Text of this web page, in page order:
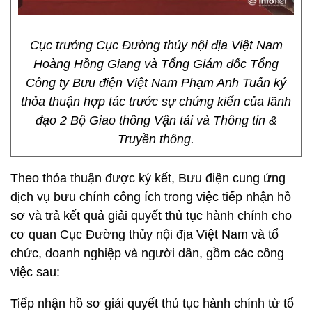
Cục trưởng Cục Đường thủy nội địa Việt Nam
Hoàng Hồng Giang và Tổng Giám đốc Tổng
Công ty Bưu điện Việt Nam Phạm Anh Tuấn ký
thỏa thuận hợp tác trước sự chứng kiến của lãnh
đạo 2 Bộ Giao thông Vận tải và Thông tin &
Truyền thông.
Theo thỏa thuận được ký kết, Bưu điện cung ứng
dịch vụ bưu chính công ích trong việc tiếp nhận hồ
sơ và trả kết quả giải quyết thủ tục hành chính cho
cơ quan Cục Đường thủy nội địa Việt Nam và tổ
chức, doanh nghiệp và người dân, gồm các công
việc sau:
Tiếp nhận hồ sơ giải quyết thủ tục hành chính từ tổ